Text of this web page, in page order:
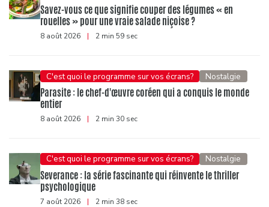
Savez-vous ce que signifie couper des légumes « en
rouelles » pour une vraie salade niçoise ?
8 août 2026 | 2 min 59 sec
C'est quoi le programme sur vos écrans? Nostalgie
Parasite : le chef-d'œuvre coréen qui a conquis le monde
entier
8 août 2026 | 2 min 30 sec
C'est quoi le programme sur vos écrans? Nostalgie
Severance : la série fascinante qui réinvente le thriller
psychologique
7 août 2026 | 2 min 38 sec